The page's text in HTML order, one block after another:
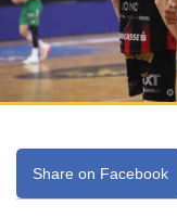
Share on Facebook